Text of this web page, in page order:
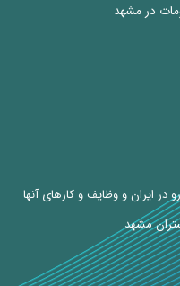
در مشهد
در ایران و وظایف و کارهای آنها
مشهد